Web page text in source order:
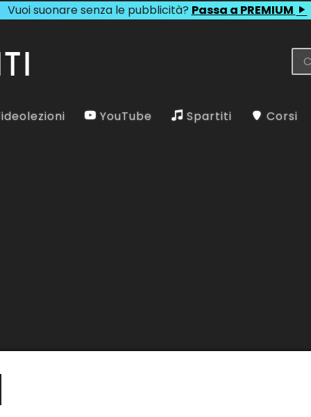
Vuoi suonare senza le pubblicità? Passa a PREMIUM
YouTube Spartiti Corsi